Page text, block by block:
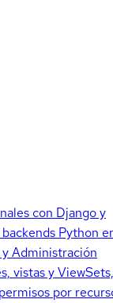
con Django y
Python
Administración
vistas y ViewSets,
por